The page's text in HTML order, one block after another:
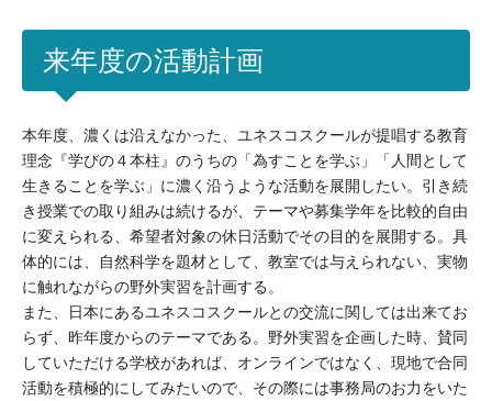
来年度の活動計画
本年度、濃くは沿えなかった、ユネスコスクールが提唱する教育
理念『学びの４本柱』のうちの「為すことを学ぶ」「人間として
生きることを学ぶ」に濃く沿うような活動を展開したい。引き続
き授業での取り組みは続けるが、テーマや募集学年を比較的自由
に変えられる、希望者対象の休日活動でその目的を展開する。具
体的には、自然科学を題材として、教室では与えられない、実物
に触れながらの野外実習を計画する。
また、日本にあるユネスコスクールとの交流に関しては出来てお
らず、昨年度からのテーマである。野外実習を企画した時、賛同
していただける学校があれば、オンラインではなく、現地で合同
活動を積極的にしてみたいので、その際には事務局のお力をいた